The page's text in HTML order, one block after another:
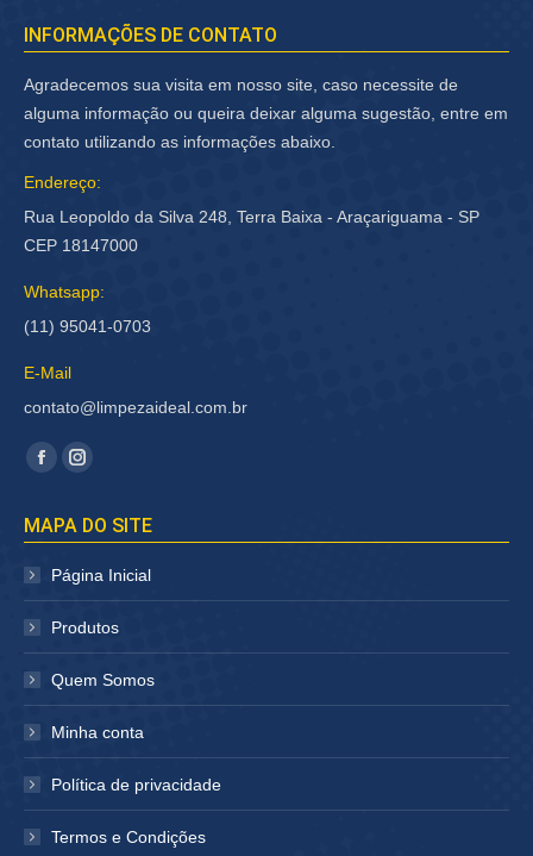
INFORMAÇÕES DE CONTATO
Agradecemos sua visita em nosso site, caso necessite de
alguma informação ou queira deixar alguma sugestão, entre em
contato utilizando as informações abaixo.
Endereço:
Rua Leopoldo da Silva 248, Terra Baixa - Araçariguama - SP
CEP 18147000
Whatsapp:
(11) 95041-0703
E-Mail
contato@limpezaideal.com.br
Encontre-nos em:
Facebook
abre
em
janela
Instagram
abre
janela
MAPA DO SITE
Página Inicial
Produtos
Quem Somos
Minha conta
Política de privacidade
Termos e Condições